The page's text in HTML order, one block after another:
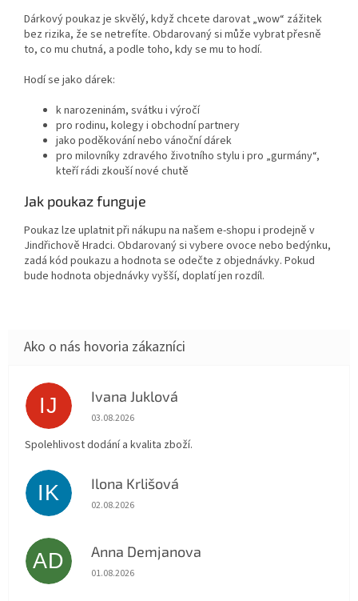
Dárkový poukaz je skvělý, když chcete darovat „wow“ zážitek
bez rizika, že se netrefíte. Obdarovaný si může vybrat přesně
to, co mu chutná, a podle toho, kdy se mu to hodí.
Hodí se jako dárek:
k narozeninám, svátku i výročí
pro rodinu, kolegy i obchodní partnery
jako poděkování nebo vánoční dárek
pro milovníky zdravého životního stylu i pro „gurmány“,
kteří rádi zkouší nové chutě
Jak poukaz funguje
Poukaz lze uplatnit při nákupu na našem e-shopu i prodejně v
Jindřichově Hradci. Obdarovaný si vybere ovoce nebo bedýnku,
zadá kód poukazu a hodnota se odečte z objednávky. Pokud
bude hodnota objednávky vyšší, doplatí jen rozdíl.
IJ Ivana Juklová
Hodnotenie obchodu je 5 z 5 hviezdičiek.
03.08.2026
Spolehlivost dodání a kvalita zboží.
IK Ilona Krlišová
Hodnotenie obchodu je 5 z 5 hviezdičiek.
02.08.2026
AD Anna Demjanova
Hodnotenie obchodu je 5 z 5 hviezdičiek.
01.08.2026